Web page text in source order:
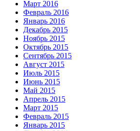
Март 2016
Февраль 2016
Январь 2016
Декабрь 2015
Ноябрь 2015
Октябрь 2015
Сентябрь 2015
Август 2015
Июль 2015
Июнь 2015
Май 2015
Апрель 2015
Март 2015
Февраль 2015
Январь 2015